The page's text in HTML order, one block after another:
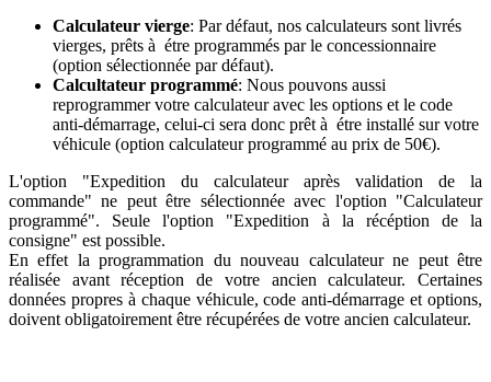
Calculateur vierge: Par défaut, nos calculateurs sont livrés
vierges, prêts à étre programmés par le concessionnaire
(option sélectionnée par défaut).
Calcultateur programmé: Nous pouvons aussi
reprogrammer votre calculateur avec les options et le code
anti-démarrage, celui-ci sera donc prêt à étre installé sur votre
véhicule (option calculateur programmé au prix de 50€).
L'option "Expedition du calculateur après validation de la
commande" ne peut être sélectionnée avec l'option "Calculateur
programmé". Seule l'option "Expedition à la récéption de la
consigne" est possible.
En effet la programmation du nouveau calculateur ne peut être
réalisée avant réception de votre ancien calculateur. Certaines
données propres à chaque véhicule, code anti-démarrage et options,
doivent obligatoirement être récupérées de votre ancien calculateur.